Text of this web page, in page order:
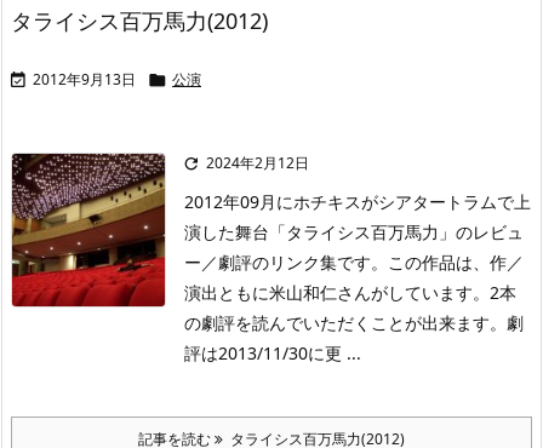
タライシス百万馬力(2012)
 2012年9月13日  公演
 2024年2月12日
2012年09月にホチキスがシアタートラムで上
演した舞台「タライシス百万馬力」のレビュ
ー／劇評のリンク集です。この作品は、作／
演出ともに米山和仁さんがしています。2本
の劇評を読んでいただくことが出来ます。劇
評は2013/11/30に更 ...
記事を読む タライシス百万馬力(2012)